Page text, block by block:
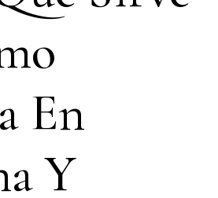
En
Y